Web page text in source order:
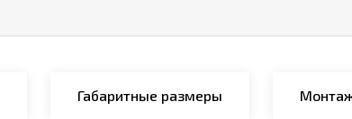
Габаритные размеры